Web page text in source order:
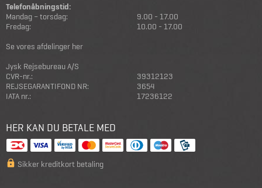
Telefonåbningstid:
Mandag – torsdag:
9.00 - 17.00
Fredag:
10.00 - 17.00
Se vores afdelinger her
Jysk Rejsebureau A/S
CVR-nr.:
39312123
REJSEGARANTIFOND NR:
3654
IATA nr.:
17236122
HER KAN DU BETALE MED
Sikker kreditkort betaling